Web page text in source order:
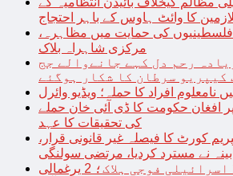
کا وائٹ ہاوس کے باہر احتجاج
فلسطینیوں کی حمایت میں مظاہرہ،
مرکزی شاہراہ بلاک
رحم دل کہے جانےوالے جج
کیپریو سرطان کا شکار ہوگئے
نامعلوم افراد کا حملہ؛ ویڈیو وائرل
افغان حکومت کا ڈی آئی خان حملے
کی تحقیقات کا عہد
کورٹ کا فیصلہ غیر قانونی قرار،
نے مسترد کردیا، مرتضی سولنگی
غزہ میں مزید 10 اسرائیلی فوجی ہلاک؛ 2 یرغمالی